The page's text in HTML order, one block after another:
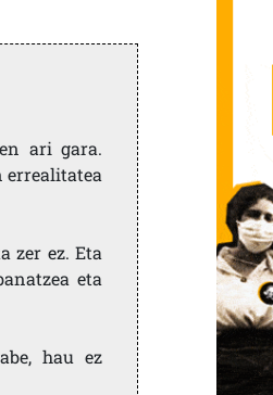
ari gara.
errealitatea
zer ez. Eta
eta
hau ez